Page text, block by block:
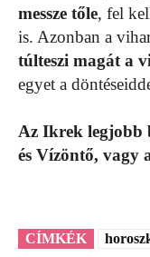
messze tőle, fel
is. Azonban a
túlteszi magát a
egyet a
Az Ikrek legjobb
és Vízöntő, vagy
CÍMKÉK